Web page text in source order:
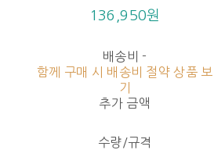
136,950원
배송비 -
함께 구매 시 배송비 절약 상품 보
기
추가 금액
수량/규격